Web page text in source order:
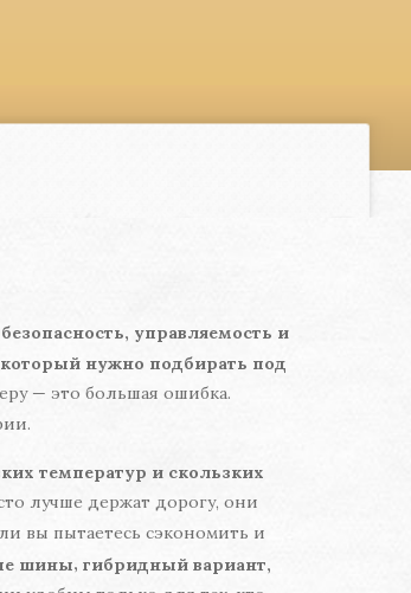
управляемость и
нужно подбирать под
— это большая ошибка.
температур и скользких
лучше держат дорогу, они
вы пытаетесь сэкономить и
шины, гибридный вариант,